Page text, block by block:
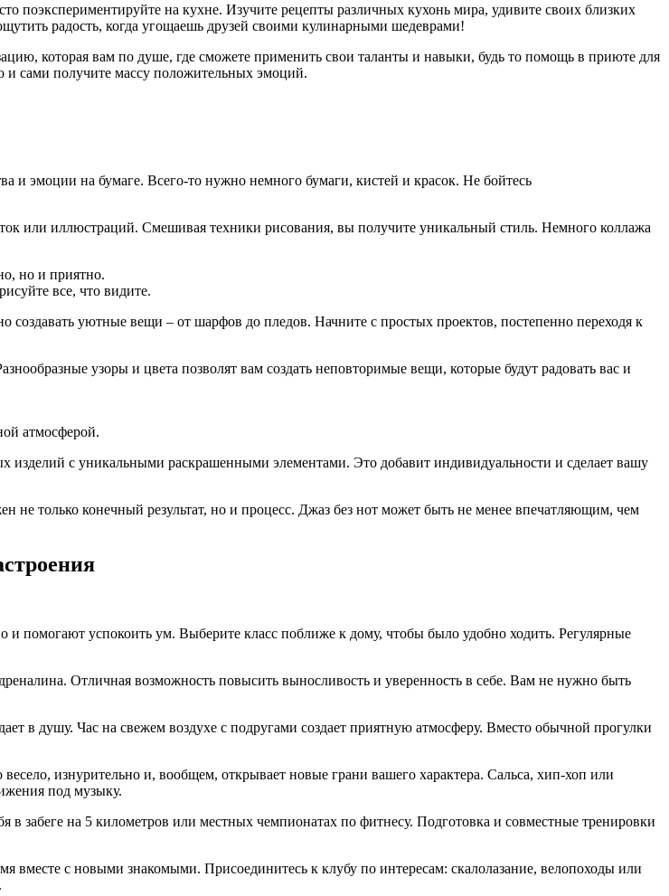
поэкспериментируйте на кухне. Изучите рецепты различных кухонь мира, удивите своих близких
радость, когда угощаешь друзей своими кулинарными шедеврами!
которая вам по душе, где сможете применить свои таланты и навыки, будь то помощь в приюте для
и сами получите массу положительных эмоций.
и эмоции на бумаге. Всего-то нужно немного бумаги, кистей и красок. Не бойтесь
или иллюстраций. Смешивая техники рисования, вы получите уникальный стиль. Немного коллажа
но и приятно.
все, что видите.
уютные вещи – от шарфов до пледов. Начните с простых проектов, постепенно переходя к
узоры и цвета позволят вам создать неповторимые вещи, которые будут радовать вас и
атмосферой.
изделий с уникальными раскрашенными элементами. Это добавит индивидуальности и сделает вашу
не только конечный результат, но и процесс. Джаз без нот может быть не менее впечатляющим, чем
помогают успокоить ум. Выберите класс поближе к дому, чтобы было удобно ходить. Регулярные
Отличная возможность повысить выносливость и уверенность в себе. Вам не нужно быть
в душу. Час на свежем воздухе с подругами создает приятную атмосферу. Вместо обычной прогулки
изнурительно и, вообщем, открывает новые грани вашего характера. Сальса, хип-хоп или
под музыку.
забеге на 5 километров или местных чемпионатах по фитнесу. Подготовка и совместные тренировки
вместе с новыми знакомыми. Присоединитесь к клубу по интересам: скалолазание, велопоходы или